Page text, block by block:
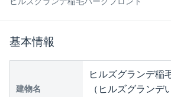
基本情報
建物名
ヒルズグランデ稲
（ヒルズグランデ